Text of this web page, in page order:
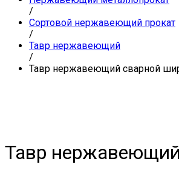
/
Сортовой нержавеющий прокат
/
Тавр нержавеющий
/
Тавр нержавеющий сварной
Тавр